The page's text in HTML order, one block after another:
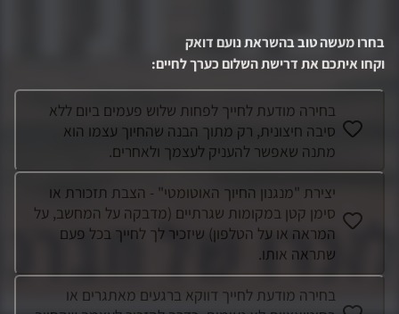
בחרו מעשה טוב בהשראתנועם דואק
וקחו איתכם את דרישת השלום כערך לחיים:
בחירה מודעת לחייך לפחות שלוש פעמים ביום ללא
סיבה חיצונית, רק מתוך הבנה שהחיוך עצמו הוא
מתנה שאפשר להעניק לעצמך ולאחרים.
יצירת "מנגנון החיוך האוטומטי" - הצבת תזכורת או
סימן קטן במקומות שגרתיים (מדבקה על המחשב, על
המראה או על הטלפון) שיזכיר לך לחייך בכל פעם
שתראה אותו.
בחירה מודעת לחייך דווקא ברגעים מאתגרים או